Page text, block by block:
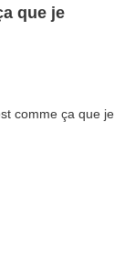
que je